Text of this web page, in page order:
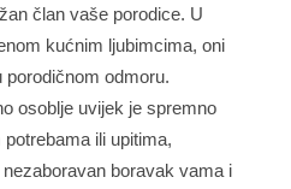
član vaše porodice. U
kućnim ljubimcima, oni
odmoru.
osoblje uvijek je spremno
ili upitima,
boravak vama i